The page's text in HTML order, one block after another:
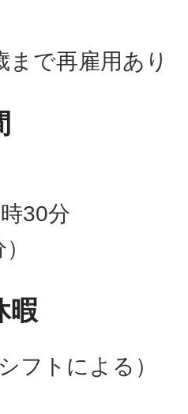
まで再雇用あり
30分
暇
フトによる）